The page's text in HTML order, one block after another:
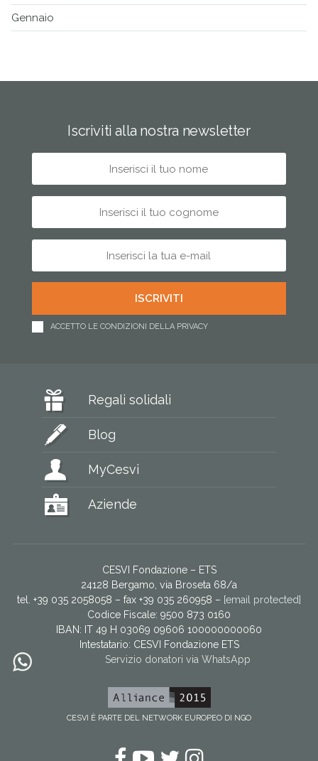
Gennaio
Iscriviti alla nostra newsletter
ACCETTO LE CONDIZIONI DELLA PRIVACY
Regali solidali
Blog
MyCesvi
Aziende
CESVI Fondazione – ETS
24128 Bergamo, via Broseta 68/a
tel. +39 035 2058058 – fax +39 035 260958 – [email protected]
Codice Fiscale: 9500 873 0160
IBAN: IT 49 H 03069 09606 100000000060
Intestatario: CESVI Fondazione ETS
Servizio donatori via WhatsApp
CESVI È PARTE DEL NETWORK EUROPEO DI NGO